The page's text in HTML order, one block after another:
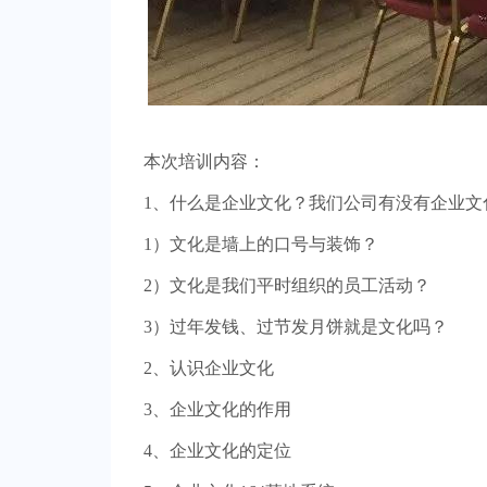
本次培训内容：
1、什么是企业文化？我们公司有没有企业文
1）文化是墙上的口号与装饰？
2）文化是我们平时组织的员工活动？
3）过年发钱、过节发月饼就是文化吗？
2、认识企业文化
3、企业文化的作用
4、企业文化的定位